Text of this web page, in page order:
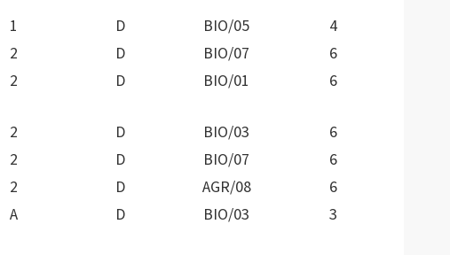
1 D BIO/05
4
2 D BIO/07
6
2 D BIO/01 6
2 D BIO/03
6
2 D BIO/07
6
2 D AGR/08
6
A D BIO/03 3